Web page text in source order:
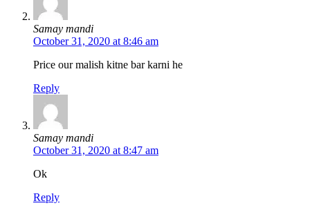
Samay mandi
October 31, 2020 at 8:46 am
Price our malish kitne bar karni he
Reply
Samay mandi
October 31, 2020 at 8:47 am
Ok
Reply